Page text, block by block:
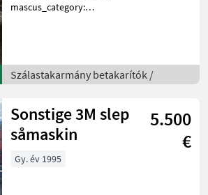
mascus_category:
en.landbrukssalg.no/3593
for more images Specif
Szálastakarmány betakarítók /
Sonstige 3M slep
såmaskin
5.500
€
Gy. év 1995